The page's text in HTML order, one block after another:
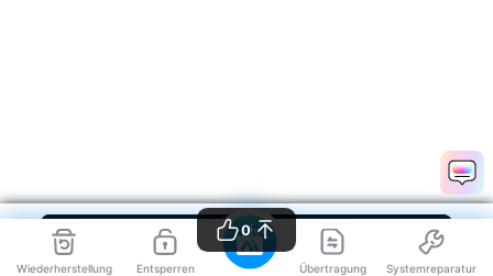
Wiederherstellung Entsperren Übertragung Systemreparatur
0